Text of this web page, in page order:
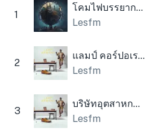
1
โคมไฟบรรยากาศที่สร้างแรงบันดาลใจ
Lesfm
2
แลมป์ คอร์ปอเรท มิวสิค
Lesfm
3
บริษัทอุตสาหกรรมโคมไฟ
Lesfm